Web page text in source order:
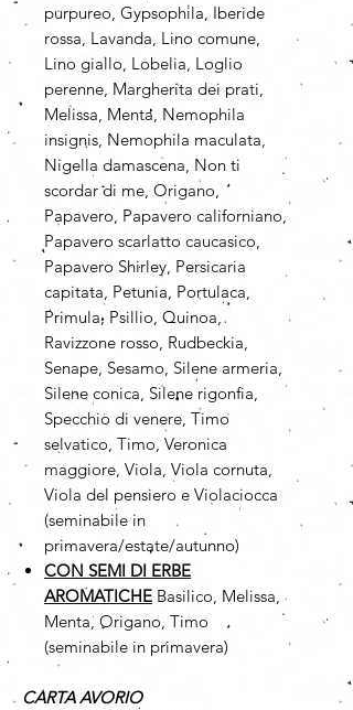
purpureo, Gypsophila, Iberide
rossa, Lavanda, Lino comune,
Lino giallo, Lobelia, Loglio
perenne, Margherita dei prati,
Melissa, Menta, Nemophila
insignis, Nemophila maculata,
Nigella damascena, Non ti
scordar di me, Origano,
Papavero, Papavero californiano,
Papavero scarlatto caucasico,
Papavero Shirley, Persicaria
capitata, Petunia, Portulaca,
Primula, Psillio, Quinoa,
Ravizzone rosso, Rudbeckia,
Senape, Sesamo, Silene armeria,
Silene conica, Silene rigonfia,
Specchio di venere, Timo
selvatico, Timo, Veronica
maggiore, Viola, Viola cornuta,
Viola del pensiero e Violaciocca
(seminabile in
primavera/estate/autunno)
CON SEMI DI ERBE
AROMATICHE Basilico, Melissa,
Menta, Origano, Timo
(seminabile in primavera)
CARTA AVORIO